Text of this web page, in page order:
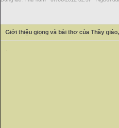
Giới thiệu giọng và bài thơ của Thầy
.